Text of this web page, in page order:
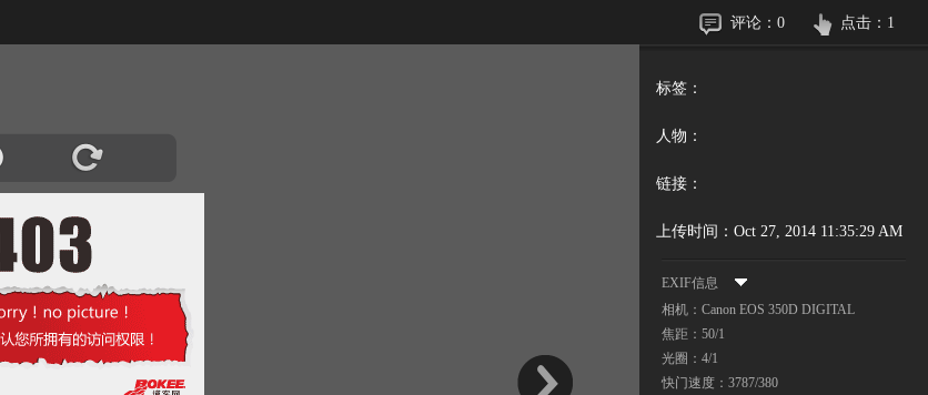
点击： 1
评论： 0
标签：
人物：
链接：
上传时间： Oct 27, 2014 11:35:29 AM
EXIF信息
相机： Canon EOS 350D DIGITAL
焦距： 50/1
光圈： 4/1
快门速度： 3787/380